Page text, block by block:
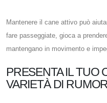
Mantenere il cane attivo può
fare passeggiate, gioca a
mantengano in movimento e
PRESENTA IL TUO
VARIETÀ DI